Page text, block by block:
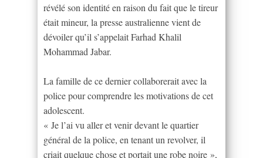
révélé son identité en raison du fait que le tireur
était mineur, la presse australienne vient de
dévoiler qu’il s’appelait Farhad Khalil
Mohammad Jabar.
La famille de ce dernier collaborerait avec la
police pour comprendre les motivations de cet
adolescent.
« Je l’ai vu aller et venir devant le quartier
général de la police, en tenant un revolver, il
criait quelque chose et portait une robe noire »,